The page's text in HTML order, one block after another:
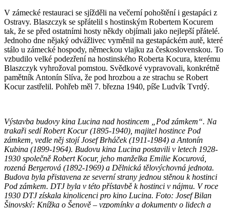
V zámecké restauraci se sjížděli na večerní pohoštění i gestapáci z
Ostravy. Blaszczyk se spřátelil s hostinským Robertem Kocurem
tak, že se před ostatními hosty někdy objímali jako nejlepší přátelé.
Jednoho dne nějaký odvážlivec vyměnil na gestapáckém autě, které
stálo u zámecké hospody, německou vlajku za československou. To
vzbudilo velké podezření na hostinského Roberta Kocura, kterému
Blaszczyk vyhrožoval pomstou. Svědkové vypravovali, konkrétně
pamětník Antonín Slíva, že pod hrozbou a ze strachu se Robert
Kocur zastřelil. Pohřeb měl 7. března 1940, píše Ludvík Tvrdý.
Výstavba budovy kina Lucina nad hostincem „Pod zámkem“. Na
trakaři sedí Robert Kocur (1895-1940), majitel hostince Pod
zámkem, vedle něj stojí Josef Brháček (1911-1984) a Antonín
Kubina (1899-1964). Budovu kina Lucina postavili v letech 1928-
1930 společně Robert Kocur, jeho manželka Emilie Kocurová,
rozená Bergerová (1892-1969) a Dělnická tělovýchovná jednota.
Budova byla přistavena ze severní strany jednou stěnou k hostinci
Pod zámkem. DTJ byla v této přístavbě k hostinci v nájmu. V roce
1930 DTJ získala kinolicenci pro kino Lucina. Foto: Josef Bilan
Šinovský: Knížka o Šenově – vzpomínky a dokumenty o lidech a